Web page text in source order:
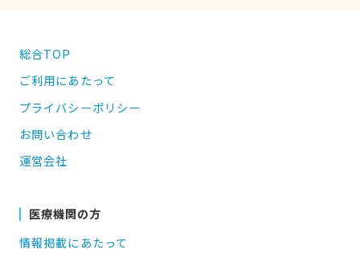
総合TOP
ご利用にあたって
プライバシーポリシー
お問い合わせ
運営会社
医療機関の方
情報掲載にあたって